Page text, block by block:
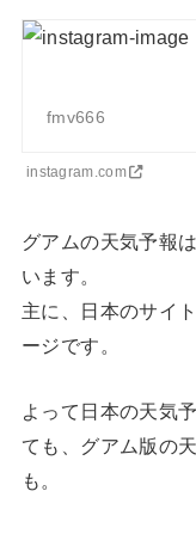
fmv666
instagram.com
グアムの天気予報
います。
主に、日本のサイ
ージです。
よって日本の天気
ても、グアム版の
も。